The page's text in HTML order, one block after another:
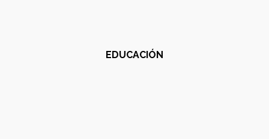
EDUCACIÓN